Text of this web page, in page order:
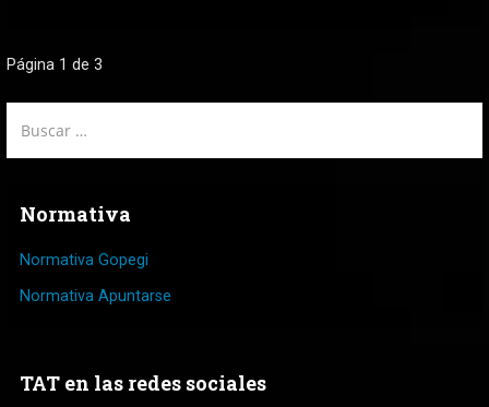
Navegación
de
Entrada
Página 1 de 3
Normativa
Normativa Gopegi
Normativa Apuntarse
TAT en las redes sociales